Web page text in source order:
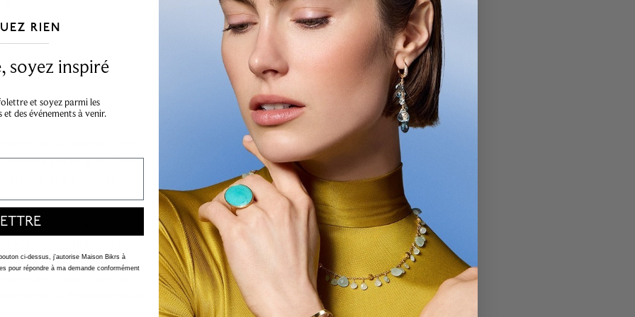
de la Navitimer est
qui soignent leur
et innovation dans
légendaire de la
altérer l’équilibre du
règle à calcul circulaire
une lunette crantée
de finitions polies
RIEN
soyez inspiré
et soyez parmi les
des événements à venir.
ci-dessus, j'autorise Maison Bikrs à
pour répondre à ma demande conformément